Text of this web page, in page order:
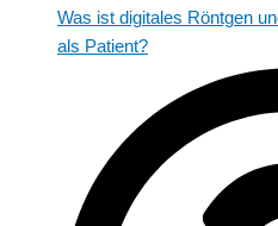
Was ist digitales Röntgen
als Patient?